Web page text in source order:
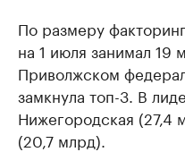
По размеру
на 1 июля занимал 19
Приволжском
замкнула топ-3. В
Нижегородская (27,4
(20,7 млрд).